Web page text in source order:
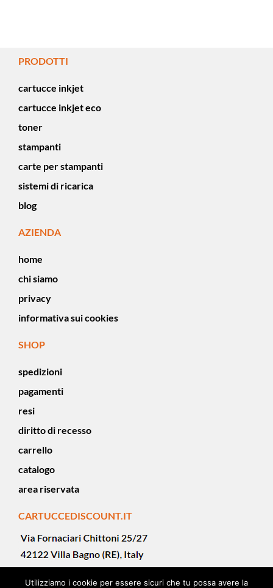
PRODOTTI
cartucce inkjet
cartucce inkjet eco
toner
stampanti
carte per stampanti
sistemi di ricarica
blog
AZIENDA
home
chi siamo
privacy
informativa sui cookies
SHOP
spedizioni
pagamenti
resi
diritto di recesso
carrello
catalogo
area riservata
CARTUCCEDISCOUNT.IT
Utilizziamo i cookie per essere sicuri che tu possa avere la